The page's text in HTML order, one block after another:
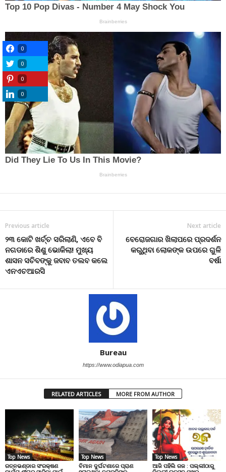
Previous article
୨୩ କୋଟି ଖର୍ଚ୍ଚ ସରିଲାଣି, ଏବେ ବି
ନଗଡାରେ ଶିଶୁ ଭୋକିଲା! ମୁଖ୍ୟ
ଶାସନ ସଚିବଙ୍କୁ ଜବାବ ତଲବ କଲେ
ଏନଏଚଆରସି
Next article
ବେରୋଜଗାର ଖିଲାପରେ ପ୍ରଦର୍ଶନ
କରୁଥିବା ଲୋକଙ୍କ ଉପରେ ଗୁଳି
ବର୍ଷା
Bureau
https://www.odiapua.com
RELATED ARTICLES MORE FROM AUTHOR
Top News
ରତ୍ନଭଣ୍ଡାର ସଂରକ୍ଷଣ
Top News
ବିମାନ ଦୁର୍ଘଟଣାରେ ପ୍ରାଣ
Top News
ଆଜି ପହିଲି ରଜ : ପଲ୍ଲୀଠାରୁ
0
0
0
0